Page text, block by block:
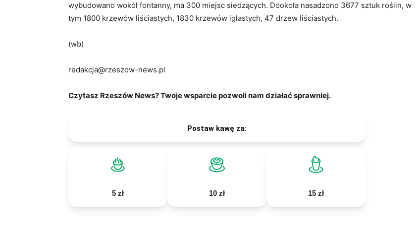
wybudowano wokół fontanny, ma 300 miejsc siedzących. Dookoła nasadzono 3677 sztuk roślin, w
tym 1800 krzewów liściastych, 1830 krzewów iglastych, 47 drzew liściastych.
(wb)
redakcja@rzeszow-news.pl
Czytasz Rzeszów News? Twoje wsparcie pozwoli nam działać sprawniej.
Postaw kawę za:
5 zł 10 zł 15 zł